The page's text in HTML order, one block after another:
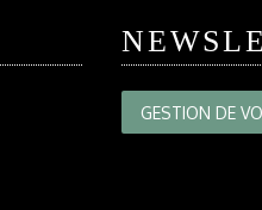
GESTION DE